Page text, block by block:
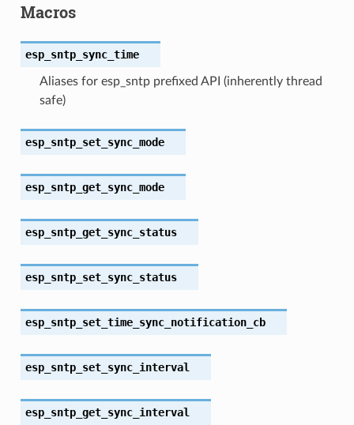
Macros
esp_sntp_sync_time
Aliases for esp_sntp prefixed API (inherently thread
safe)
esp_sntp_set_sync_mode
esp_sntp_get_sync_mode
esp_sntp_get_sync_status
esp_sntp_set_sync_status
esp_sntp_set_time_sync_notification_cb
esp_sntp_set_sync_interval
esp_sntp_get_sync_interval